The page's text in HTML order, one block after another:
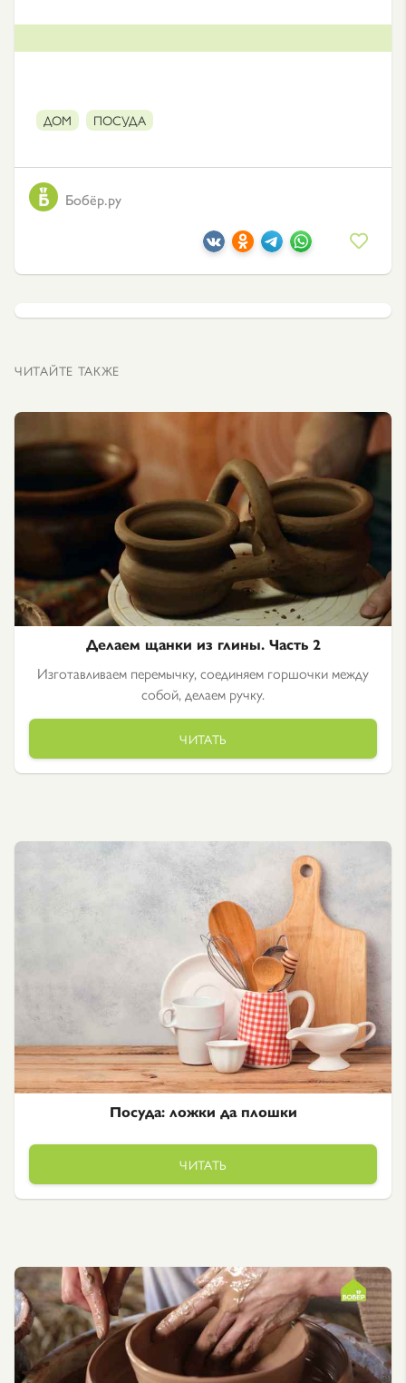
ДОМ ПОСУДА
Бобёр.ру
ЧИТАЙТЕ ТАКЖЕ
Делаем щанки из глины. Часть 2
Изготавливаем перемычку, соединяем горшочки между
собой, делаем ручку.
ЧИТАТЬ
Посуда: ложки да плошки
ЧИТАТЬ